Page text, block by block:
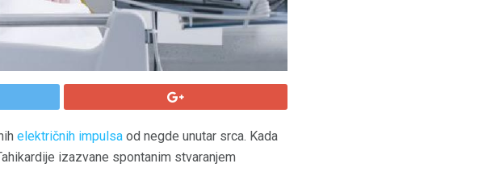
električnih impulsa od negde unutar srca. Kada
izazvane spontanim stvaranjem